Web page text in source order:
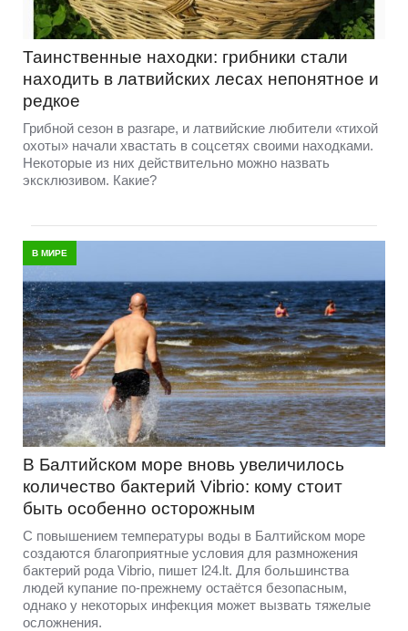
Таинственные находки: грибники стали
находить в латвийских лесах непонятное и
редкое
Грибной сезон в разгаре, и латвийские любители «тихой
охоты» начали хвастать в соцсетях своими находками.
Некоторые из них действительно можно назвать
эксклюзивом. Какие?
В МИРЕ
В Балтийском море вновь увеличилось
количество бактерий Vibrio: кому стоит
быть особенно осторожным
С повышением температуры воды в Балтийском море
создаются благоприятные условия для размножения
бактерий рода Vibrio, пишет l24.lt. Для большинства
людей купание по-прежнему остаётся безопасным,
однако у некоторых инфекция может вызвать тяжелые
осложнения.